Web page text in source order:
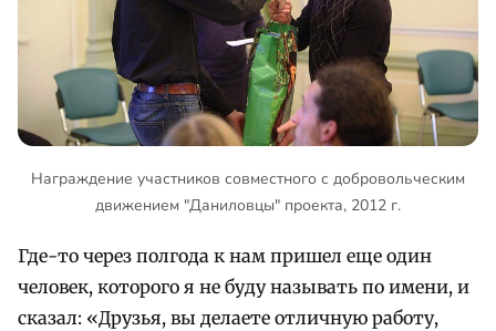
Награждение участников совместного с добровольческим
движением "Даниловцы" проекта, 2012 г.
Где-то через полгода к нам пришел еще один
человек, которого я не буду называть по имени, и
сказал: «Друзья, вы делаете отличную работу,